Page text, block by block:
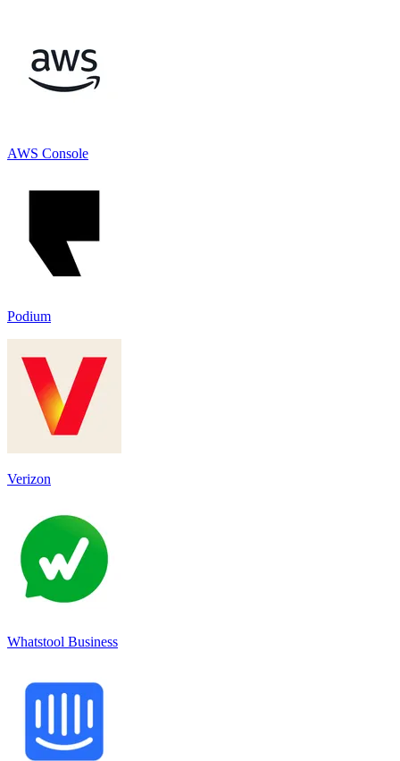
AWS Console
Podium
Verizon
Whatstool Business